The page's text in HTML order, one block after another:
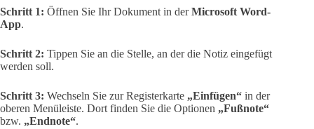
Schritt 1: Öffnen Sie Ihr Dokument in derMicrosoft Word-
App.
Schritt 2: Tippen Sie an die Stelle, an der die Notiz eingefügt
werden soll.
Schritt 3: Wechseln Sie zur Registerkarte „Einfügen“ in der
oberen Menüleiste. Dort finden Sie die Optionen „Fußnote“
bzw. „Endnote“.